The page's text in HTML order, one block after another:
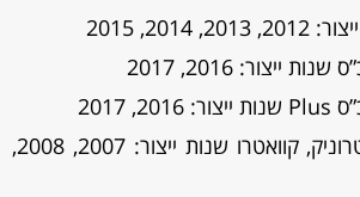
אאודי S8 5.2, טיפטרוניק, קוואטרו שנות ייצור: 2007, 2008,